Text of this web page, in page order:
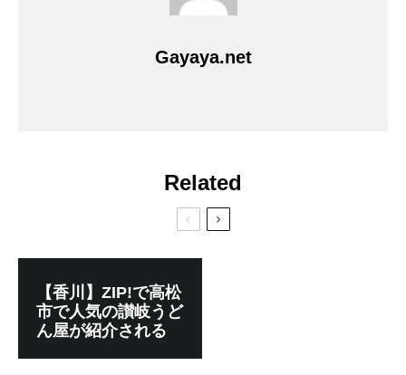
Gayaya.net
Related
【香川】ZIP!で高松
市で人気の讃岐うど
ん屋が紹介される